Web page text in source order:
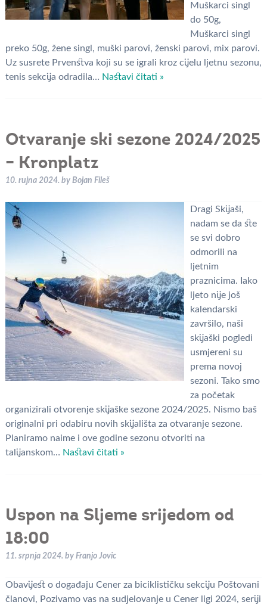
Muškarci singl
do 50g,
Muškarci singl
preko 50g, žene singl, muški parovi, ženski parovi, mix parovi.
Uz susrete Prvenstva koji su se igrali kroz cijelu ljetnu sezonu,
tenis sekcija odradila… Nastavi čitati »
Otvaranje ski sezone 2024/2025
– Kronplatz
10. rujna 2024. by Bojan Fileš
Dragi Skijaši,
nadam se da ste
se svi dobro
odmorili na
ljetnim
praznicima. Iako
ljeto nije još
kalendarski
završilo, naši
skijaški pogledi
usmjereni su
prema novoj
sezoni. Tako smo
za početak
organizirali otvorenje skijaške sezone 2024/2025. Nismo baš
originalni pri odabiru novih skijališta za otvaranje sezone.
Planiramo naime i ove godine sezonu otvoriti na
talijanskom… Nastavi čitati »
Uspon na Sljeme srijedom od
18:00
11. srpnja 2024. by Franjo Jovic
Obavijest o događaju Cener za biciklističku sekciju Poštovani
članovi, Pozivamo vas na sudjelovanje u Cener ligi 2024, seriji